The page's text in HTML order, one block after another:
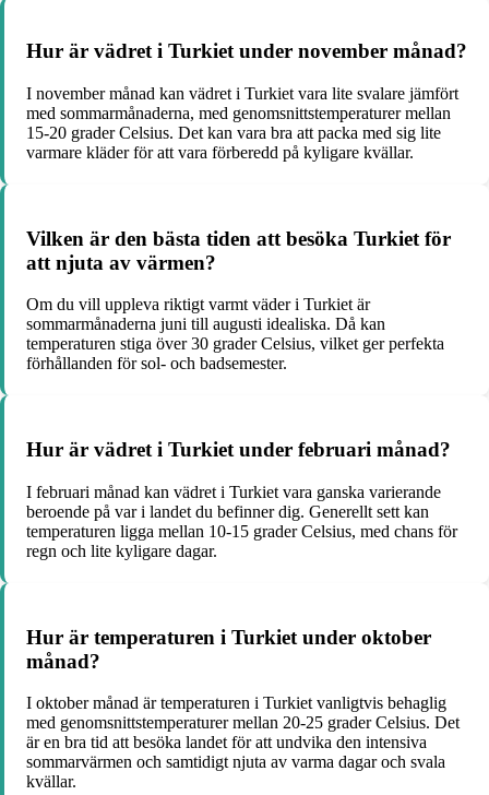
Hur är vädret i Turkiet under november månad?
I november månad kan vädret i Turkiet vara lite svalare jämfört
med sommarmånaderna, med genomsnittstemperaturer mellan
15-20 grader Celsius. Det kan vara bra att packa med sig lite
varmare kläder för att vara förberedd på kyligare kvällar.
Vilken är den bästa tiden att besöka Turkiet för
att njuta av värmen?
Om du vill uppleva riktigt varmt väder i Turkiet är
sommarmånaderna juni till augusti idealiska. Då kan
temperaturen stiga över 30 grader Celsius, vilket ger perfekta
förhållanden för sol- och badsemester.
Hur är vädret i Turkiet under februari månad?
I februari månad kan vädret i Turkiet vara ganska varierande
beroende på var i landet du befinner dig. Generellt sett kan
temperaturen ligga mellan 10-15 grader Celsius, med chans för
regn och lite kyligare dagar.
Hur är temperaturen i Turkiet under oktober
månad?
I oktober månad är temperaturen i Turkiet vanligtvis behaglig
med genomsnittstemperaturer mellan 20-25 grader Celsius. Det
är en bra tid att besöka landet för att undvika den intensiva
sommarvärmen och samtidigt njuta av varma dagar och svala
kvällar.